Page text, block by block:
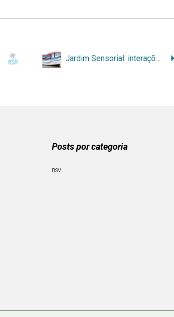
Jardim Sensorial: interações com o ambiente
Posts por categoria
BSV